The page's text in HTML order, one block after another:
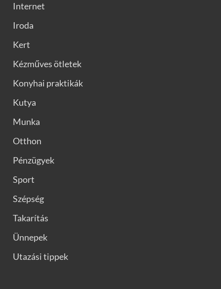
Internet
Iroda
Kert
Kézműves ötletek
Konyhai praktikák
Kutya
Munka
Otthon
Pénzügyek
Sport
Szépség
Takarítás
Ünnepek
Utazási tippek